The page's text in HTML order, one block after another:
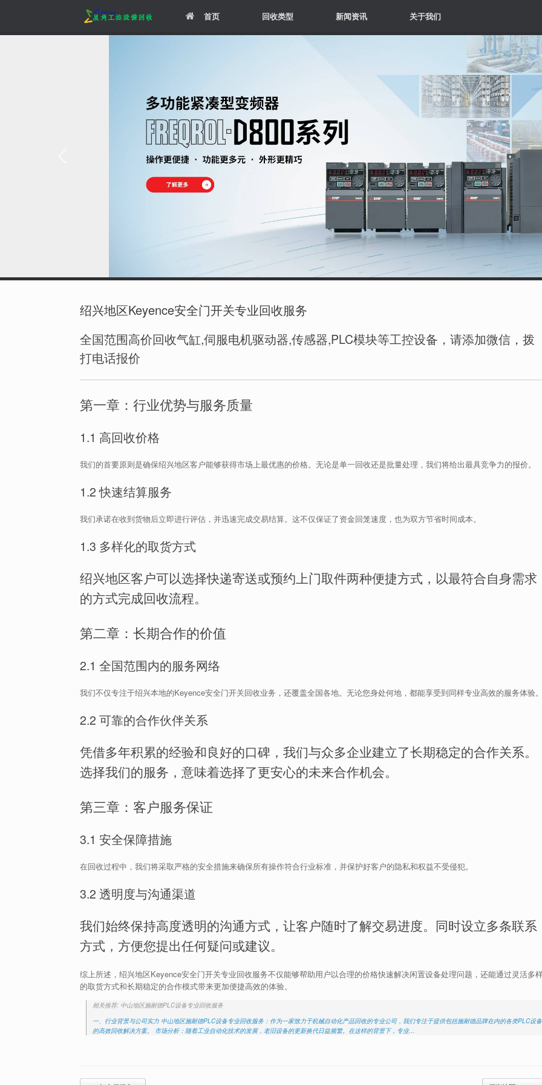
首页 回收类型 新闻资讯 关于我们
绍兴地区Keyence安全门开关专业回收服务
全国范围高价回收气缸,伺服电机驱动器,传感器,PLC模块等工控设备，请添加微信，拨
打电话报价
第一章：行业优势与服务质量
1.1 高回收价格
我们的首要原则是确保绍兴地区客户能够获得市场上最优惠的价格。无论是单一回收还是批量处理，我们将给出最具竞争力的报价。
1.2 快速结算服务
我们承诺在收到货物后立即进行评估，并迅速完成交易结算。这不仅保证了资金回笼速度，也为双方节省时间成本。
1.3 多样化的取货方式
绍兴地区客户可以选择快递寄送或预约上门取件两种便捷方式，以最符合自身需求
的方式完成回收流程。
第二章：长期合作的价值
2.1 全国范围内的服务网络
我们不仅专注于绍兴本地的Keyence安全门开关回收业务，还覆盖全国各地。无论您身处何地，都能享受到同样专业高效的服务体验
2.2 可靠的合作伙伴关系
凭借多年积累的经验和良好的口碑，我们与众多企业建立了长期稳定的合作关系。
选择我们的服务，意味着选择了更安心的未来合作机会。
第三章：客户服务保证
3.1 安全保障措施
在回收过程中，我们将采取严格的安全措施来确保所有操作符合行业标准，并保护好客户的隐私和权益不受侵犯。
3.2 透明度与沟通渠道
我们始终保持高度透明的沟通方式，让客户随时了解交易进度。同时设立多条联系
方式，方便您提出任何疑问或建议。
综上所述，绍兴地区Keyence安全门开关专业回收服务不仅能够帮助用户以合理的价格快速解决闲置设备处理问题，还能通过灵活多
的取货方式和长期稳定的合作模式带来更加便捷高效的体验。
相关推荐: 中山地区施耐德PLC设备专业回收服务
一、行业背景与公司实力 中山地区施耐德PLC设备专业回收服务：作为一家致力于机械自动化产品回收的专业公司，我们专注于提供包括施耐德品牌在内的各类PLC设备
的高效回收解决方案。 市场分析：随着工业自动化技术的发展，老旧设备的更新换代日益频繁。在这样的背景下，专业…